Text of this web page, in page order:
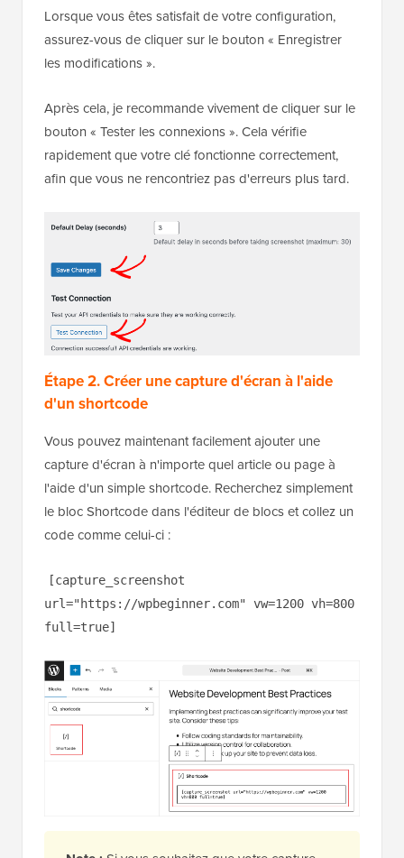
Lorsque vous êtes satisfait de votre configuration,
assurez-vous de cliquer sur le bouton « Enregistrer
les modifications ».
Après cela, je recommande vivement de cliquer sur le
bouton « Tester les connexions ». Cela vérifie
rapidement que votre clé fonctionne correctement,
afin que vous ne rencontriez pas d'erreurs plus tard.
Étape 2. Créer une capture d'écran à l'aide
d'un shortcode
Vous pouvez maintenant facilement ajouter une
capture d'écran à n'importe quel article ou page à
l'aide d'un simple shortcode. Recherchez simplement
le bloc Shortcode dans l'éditeur de blocs et collez un
code comme celui-ci :
[capture_screenshot
url="https://wpbeginner.com" vw=1200 vh=800
full=true]